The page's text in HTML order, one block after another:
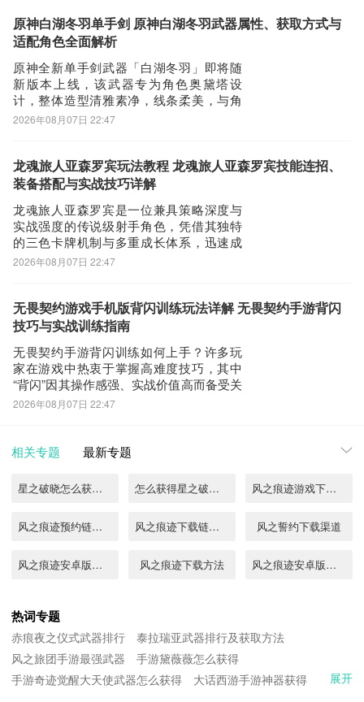
续来袭的敌对单位。为满足广大玩家对玩
法机制的关注，现就本次活动内容作全面
说明。活
原神白湖冬羽单手剑 原神白湖冬羽武器属性、获取方式与
适配角色全面解析
原神全新单手剑武器「白湖冬羽」即将随
新版本上线，该武器专为角色奥黛塔设
计，整体造型清雅素净，线条柔美，与角
色气质高度契合。作为一把定位明确的输
力。武器基础属性为674点攻击力与22.1%
暴击率。核心被动名为“雪鷎的终幕舞”：装
2026年08月07日 22:47
龙魂旅人亚森罗宾玩法教程 龙魂旅人亚森罗宾技能连招、
装备搭配与实战技巧详解
龙魂旅人亚森罗宾是一位兼具策略深度与
实战强度的传说级射手角色，凭借其独特
的三色卡牌机制与多重成长体系，迅速成
为玩家关注焦点。对于新接触该角色的玩
具备双重收益：当自身承受一定量伤害
后，可触发1秒不可选中状态，并恢复生命
值，同时永久
2026年08月07日 22:47
无畏契约游戏手机版背闪训练玩法详解 无畏契约手游背闪
技巧与实战训练指南
无畏契约手游背闪训练如何上手？许多玩
家在游戏中热衷于掌握高难度技巧，其中
“背闪”因其操作感强、实战价值高而备受关
注。如今游戏内已正式上线专属的背闪训
获取最新资讯。面对对局中频繁遭遇闪光
已开放。
2026年08月07日 22:47
相关专题 最新专题
星之破晓怎么获得内测资格 怎么获得星之破晓内测资格 风之痕迹游戏下载链接分享
风之痕迹预约链接地址 风之痕迹下载链接介绍 风之誓约下载渠道
风之痕迹安卓版下载 风之痕迹下载方法 风之痕迹安卓版下载地址分享
风之痕迹预约方法 风之痕迹下载渠道推荐 风之痕迹手游下载
风之痕迹下载渠道 风之痕迹哪里下载 风之痕迹安卓下载渠道
热词专题
赤痕夜之仪式武器排行
泰拉瑞亚武器排行及获取方法
风之旅团手游最强武器
手游黛薇薇怎么获得
手游奇迹觉醒大天使武器怎么获得
大话西游手游神器获得
展开